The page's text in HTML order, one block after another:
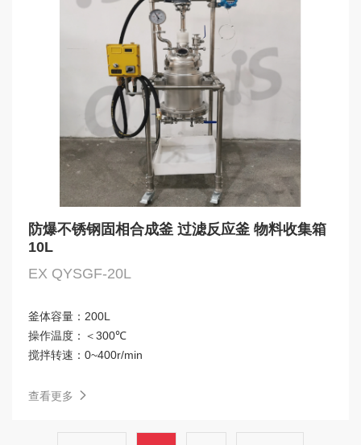
防爆不锈钢固相合成釜 过滤反应釜 物料收集箱
10L
EX QYSGF-20L
釜体容量： 200L
操作温度： ＜300℃
搅拌转速： 0~400r/min
查看更多